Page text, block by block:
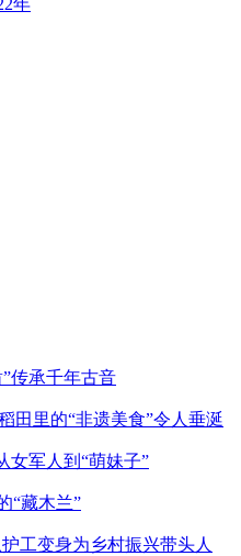
年
传承千年古音
田里的“非遗美食”令人垂涎
女军人到“萌妹子”
“藏木兰”
工变身为乡村振兴带头人